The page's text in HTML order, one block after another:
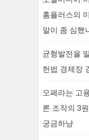
홈플러스의
말이 좀 심했
균형발전을
헌법 경제장
오페라는 고
론 조작의 3
궁금하냥